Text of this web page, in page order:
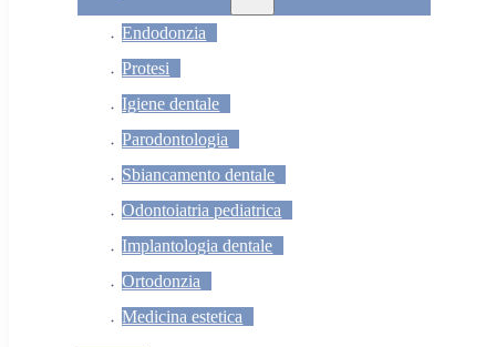
Endodonzia
Protesi
Igiene dentale
Parodontologia
Sbiancamento dentale
Odontoiatria pediatrica
Implantologia dentale
Ortodonzia
Medicina estetica